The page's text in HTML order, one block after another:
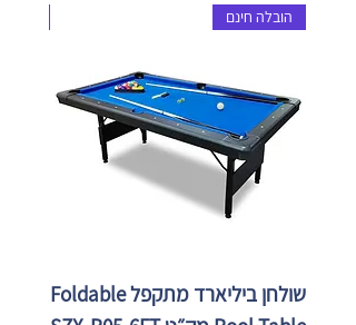
הובלה חינם
שולחן ביליארד מתקפל Foldable